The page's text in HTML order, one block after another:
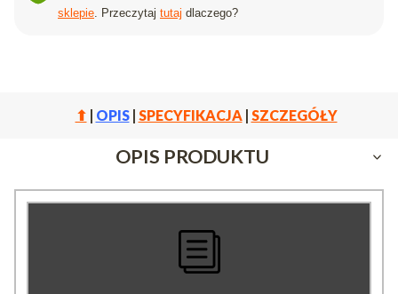
sklepie. Przeczytaj tutaj dlaczego?
⬆ OPIS| SPECYFIKACJA| SZCZEGÓŁY
OPIS PRODUKTU